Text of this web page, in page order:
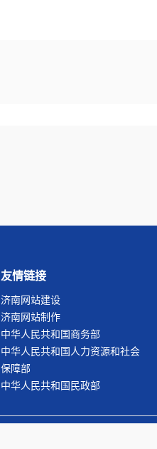
友情链接
济南网站建设
济南网站制作
中华人民共和国商务部
中华人民共和国人力资源和社会
保障部
中华人民共和国民政部